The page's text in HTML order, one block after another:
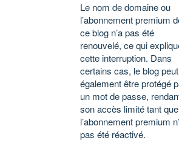
Le nom de domaine ou
l’abonnement premium
ce blog n’a pas été
renouvelé, ce qui
cette interruption. Dans
certains cas, le blog peut
également être protégé
un mot de passe,
son accès limité tant que
l’abonnement premium
pas été réactivé.